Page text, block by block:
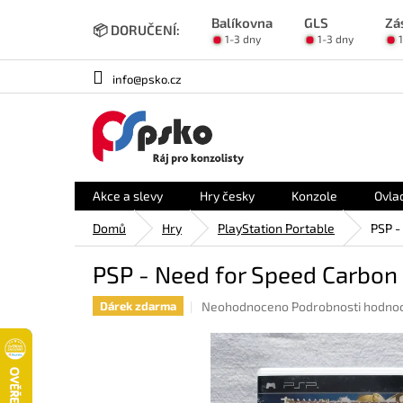
📦 DORUČENÍ: Balíkovna GLS
1-3 dny 1-3 dny
info@psko.cz
Akce a slevy Hry česky Konzole
Domů Hry PlayStation Portable PSP
PSP - Need for Speed
Dárek zdarma
Průměrné
produktu
je
0,0
Neohodnoceno Podrobnosti